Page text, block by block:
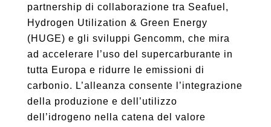
partnership di collaborazione tra Seafuel,
Hydrogen Utilization & Green Energy
(HUGE) e gli sviluppi Gencomm, che mira
ad accelerare l’uso del supercarburante in
tutta Europa e ridurre le emissioni di
carbonio. L’alleanza consente l’integrazione
della produzione e dell’utilizzo
dell’idrogeno nella catena del valore